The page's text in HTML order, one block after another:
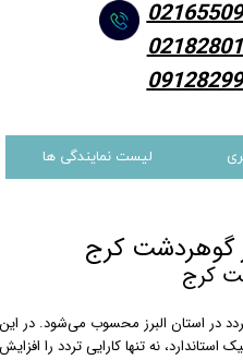
لیست نمایندگی ها
گوهردشت کرج
کرج
در استان البرز محسوب می‌شود. در
نه تنها کارایی تردد را